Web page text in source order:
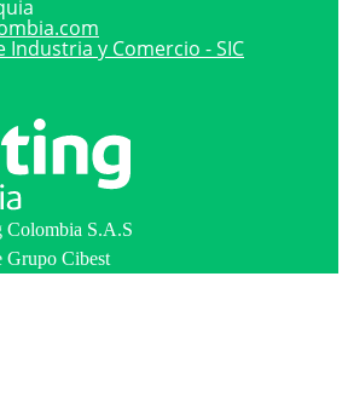
y Comercio - SIC
Colombia S.A.S
Grupo Cibest